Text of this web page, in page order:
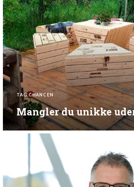
TAG CHANCEN
Mangler du unikke